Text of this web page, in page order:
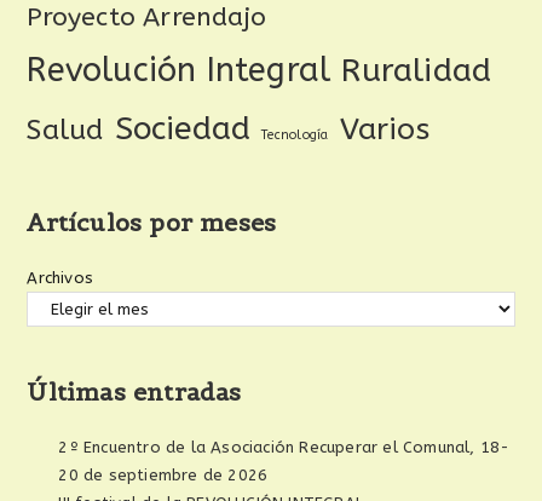
Proyecto Arrendajo
Revolución Integral Ruralidad
Salud Sociedad Tecnología Varios
Artículos por meses
Archivos
Últimas entradas
2º Encuentro de la Asociación Recuperar el Comunal, 18-
20 de septiembre de 2026